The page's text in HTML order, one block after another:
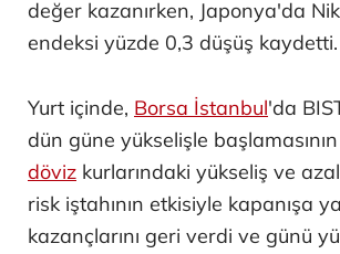
değer kazanırken, Japonya'da
endeksi yüzde 0,3 düşüş kaydetti.
Yurt içinde, Borsa İstanbul'da
dün güne yükselişle
döviz kurlarındaki yükseliş ve
risk iştahının etkisiyle kapanışa
kazançlarını geri verdi ve günü